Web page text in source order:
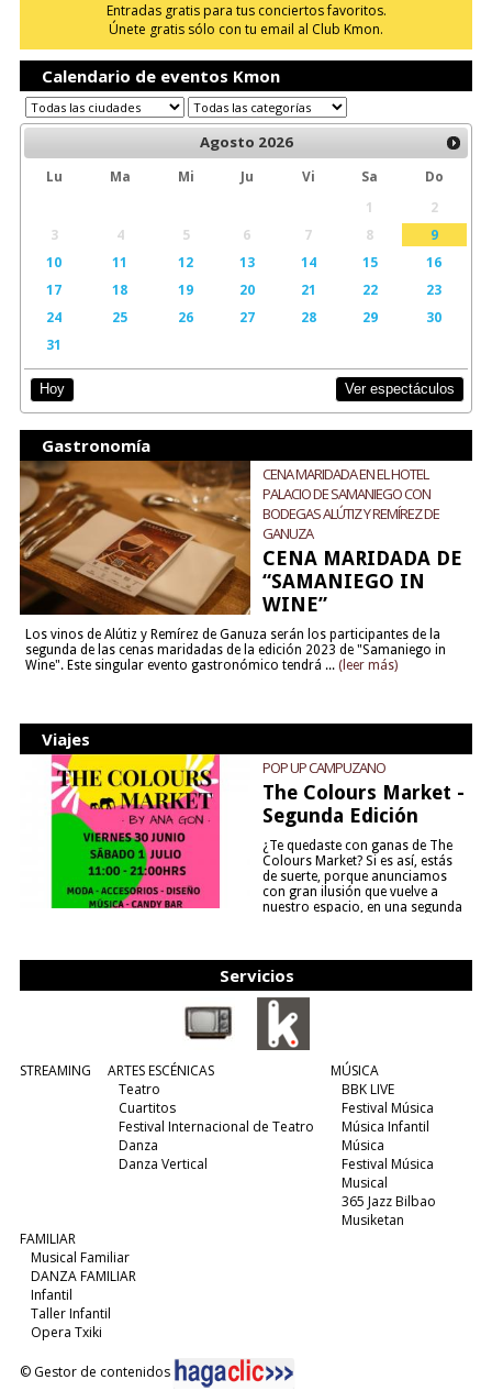
Entradas gratis para tus conciertos favoritos.
Únete gratis sólo con tu email al Club Kmon.
Calendario de eventos Kmon
Agosto 2026
Lu Ma Mi Ju Vi Sa
Do
1
2
3
4 5 6 7 8
9
10
11 12 13 14 15
16
17
18 19 20 21 22
23
24
25 26 27 28 29
30
31
Hoy Ver espectáculos
Gastronomía
CENA MARIDADA EN EL HOTEL
PALACIO DE SAMANIEGO CON
BODEGAS ALÚTIZ Y REMÍREZ DE
GANUZA
CENA MARIDADA DE
“SAMANIEGO IN
WINE”
Los vinos de Alútiz y Remírez de Ganuza serán los participantes de la
segunda de las cenas maridadas de la edición 2023 de "Samaniego in
Wine". Este singular evento gastronómico tendrá ... (leer más)
Viajes
POP UP CAMPUZANO
The Colours Market -
Segunda Edición
¿Te quedaste con ganas de The
Colours Market? Si es así, estás
de suerte, porque anunciamos
con gran ilusión que vuelve a
nuestro espacio, en una segunda
Servicios
STREAMING
ARTES ESCÉNICAS
Teatro
Cuartitos
Festival Internacional de Teatro
Danza
Danza Vertical
MÚSICA
BBK LIVE
Festival Música
Música Infantil
Música
Festival Música
Musical
365 Jazz Bilbao
Musiketan
FAMILIAR
Musical Familiar
DANZA FAMILIAR
Infantil
Taller Infantil
Opera Txiki
© Gestor de contenidos